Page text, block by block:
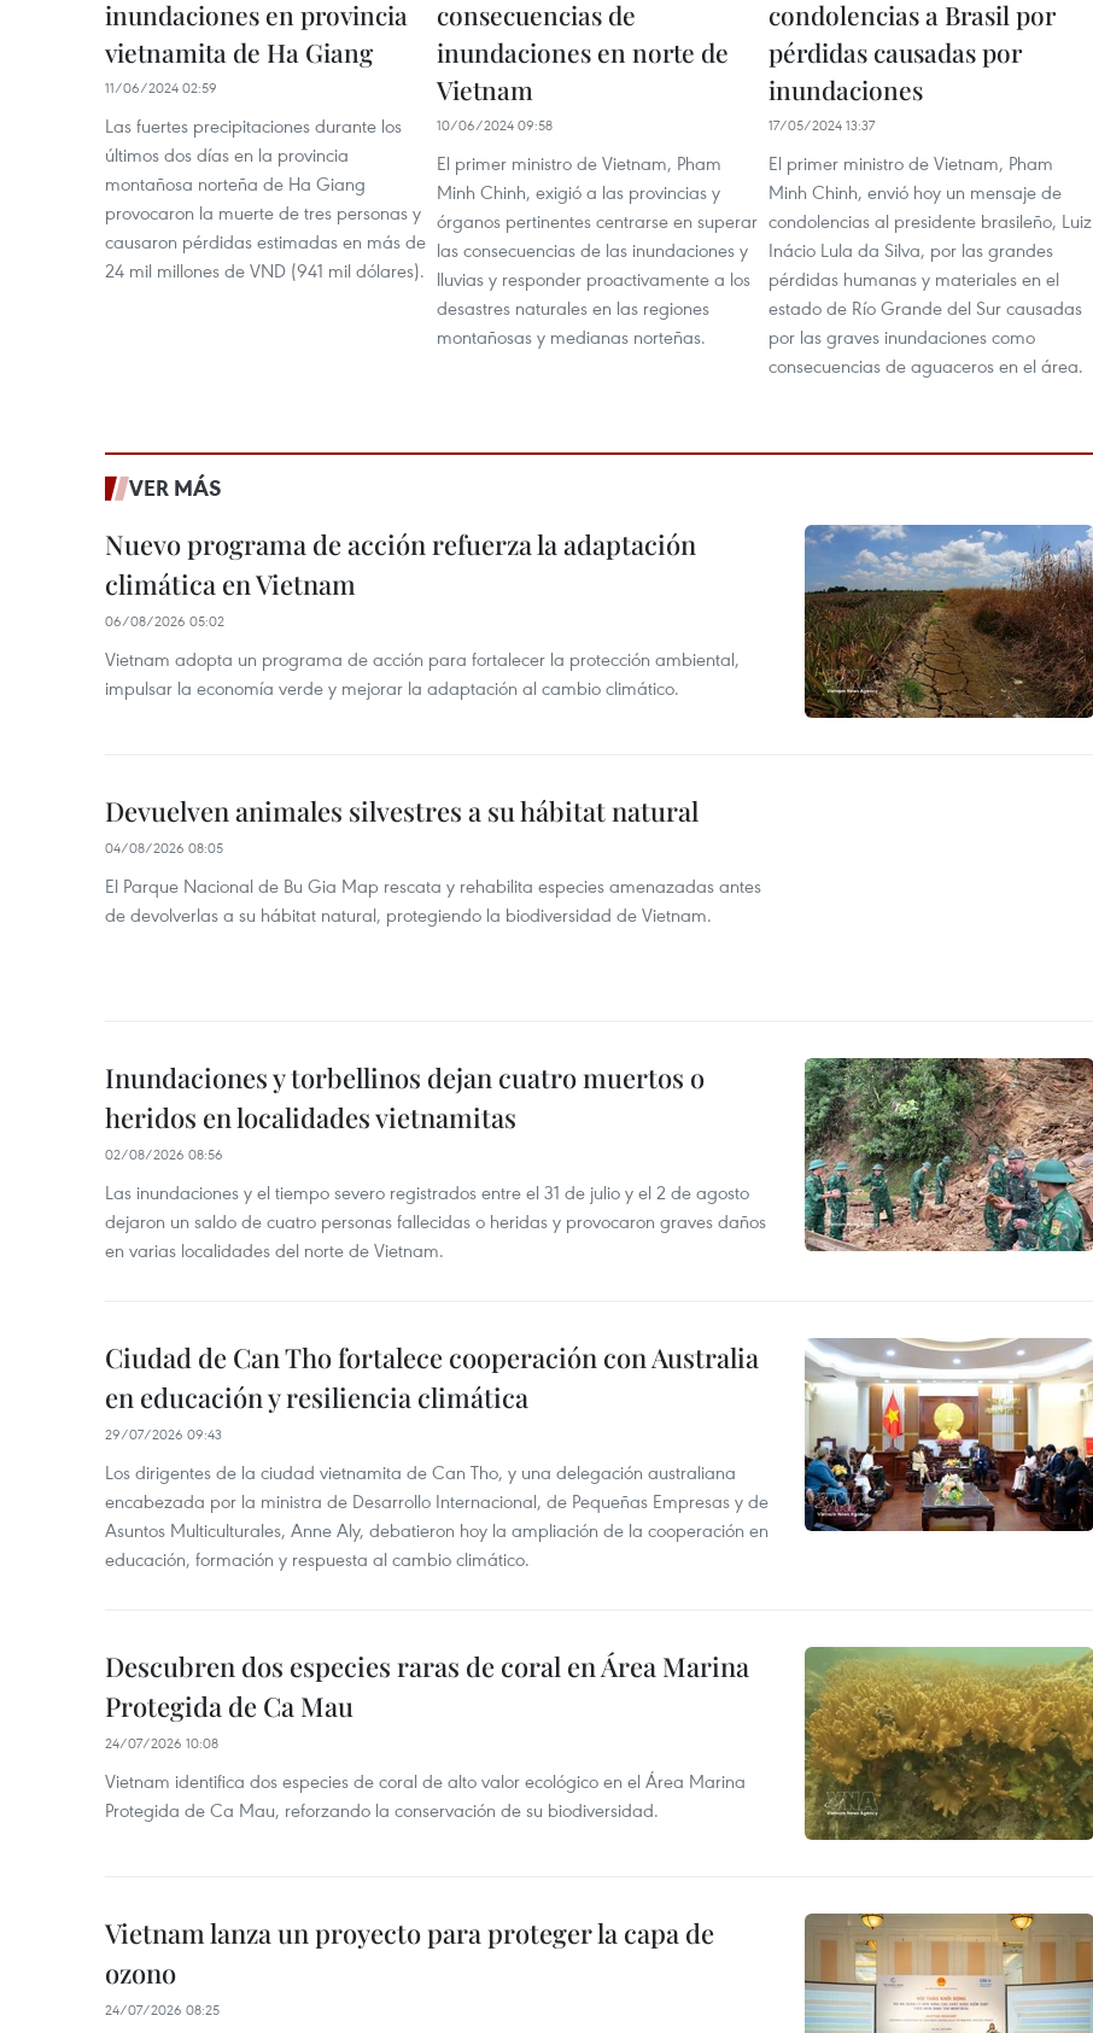
inundaciones en provincia
vietnamita de Ha Giang
11/06/2024 02:59
Las fuertes precipitaciones durante los
últimos dos días en la provincia
montañosa norteña de Ha Giang
provocaron la muerte de tres personas y
causaron pérdidas estimadas en más de
24 mil millones de VND (941 mil dólares).
consecuencias de
inundaciones en norte de
Vietnam
10/06/2024 09:58
El primer ministro de Vietnam, Pham
Minh Chinh, exigió a las provincias y
órganos pertinentes centrarse en superar
las consecuencias de las inundaciones y
lluvias y responder proactivamente a los
desastres naturales en las regiones
montañosas y medianas norteñas.
condolencias a Brasil por
pérdidas causadas por
inundaciones
17/05/2024 13:37
El primer ministro de Vietnam, Pham
Minh Chinh, envió hoy un mensaje de
condolencias al presidente brasileño, Luiz
Inácio Lula da Silva, por las grandes
pérdidas humanas y materiales en el
estado de Río Grande del Sur causadas
por las graves inundaciones como
consecuencias de aguaceros en el área.
VER MÁS
Nuevo programa de acción refuerza la adaptación
climática en Vietnam
06/08/2026 05:02
Vietnam adopta un programa de acción para fortalecer la protección ambiental,
impulsar la economía verde y mejorar la adaptación al cambio climático.
Devuelven animales silvestres a su hábitat natural
04/08/2026 08:05
El Parque Nacional de Bu Gia Map rescata y rehabilita especies amenazadas antes
de devolverlas a su hábitat natural, protegiendo la biodiversidad de Vietnam.
Inundaciones y torbellinos dejan cuatro muertos o
heridos en localidades vietnamitas
02/08/2026 08:56
Las inundaciones y el tiempo severo registrados entre el 31 de julio y el 2 de agosto
dejaron un saldo de cuatro personas fallecidas o heridas y provocaron graves daños
en varias localidades del norte de Vietnam.
Ciudad de Can Tho fortalece cooperación con Australia
en educación y resiliencia climática
29/07/2026 09:43
Los dirigentes de la ciudad vietnamita de Can Tho, y una delegación australiana
encabezada por la ministra de Desarrollo Internacional, de Pequeñas Empresas y de
Asuntos Multiculturales, Anne Aly, debatieron hoy la ampliación de la cooperación en
educación, formación y respuesta al cambio climático.
Descubren dos especies raras de coral en Área Marina
Protegida de Ca Mau
24/07/2026 10:08
Vietnam identifica dos especies de coral de alto valor ecológico en el Área Marina
Protegida de Ca Mau, reforzando la conservación de su biodiversidad.
Vietnam lanza un proyecto para proteger la capa de
ozono
24/07/2026 08:25